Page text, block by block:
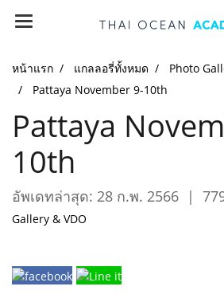
หน้าแรก แกลลอรี่ทั้งหมด
Photo
Pattaya November 9-10th
Pattaya
10th
อัพเดทล่าสุด: 28 ก.พ. 2566 |
Gallery & VDO